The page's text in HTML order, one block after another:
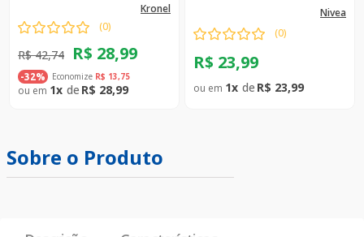
kronel
(0)
R$ 42,74 R$ 28,99
-32% Economize R$ 13,75
1 R$ 28,99
nivea
(0)
R$ 23,99
1 R$ 23,99
Sobre o Produto